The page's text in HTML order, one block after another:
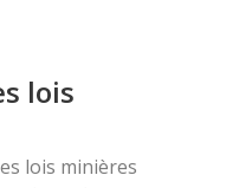
lois
lois minières